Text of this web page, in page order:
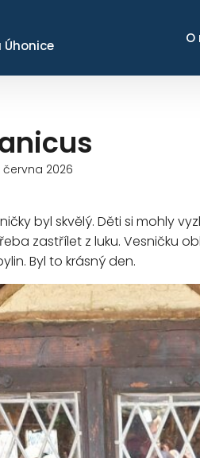
O
června 2026
byl skvělý. Děti si mohly
zastřílet z luku. Vesničku
Byl to krásný den.